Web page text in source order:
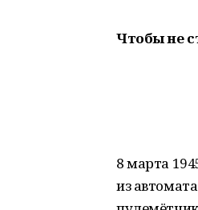
Чтобы не
8 марта
из